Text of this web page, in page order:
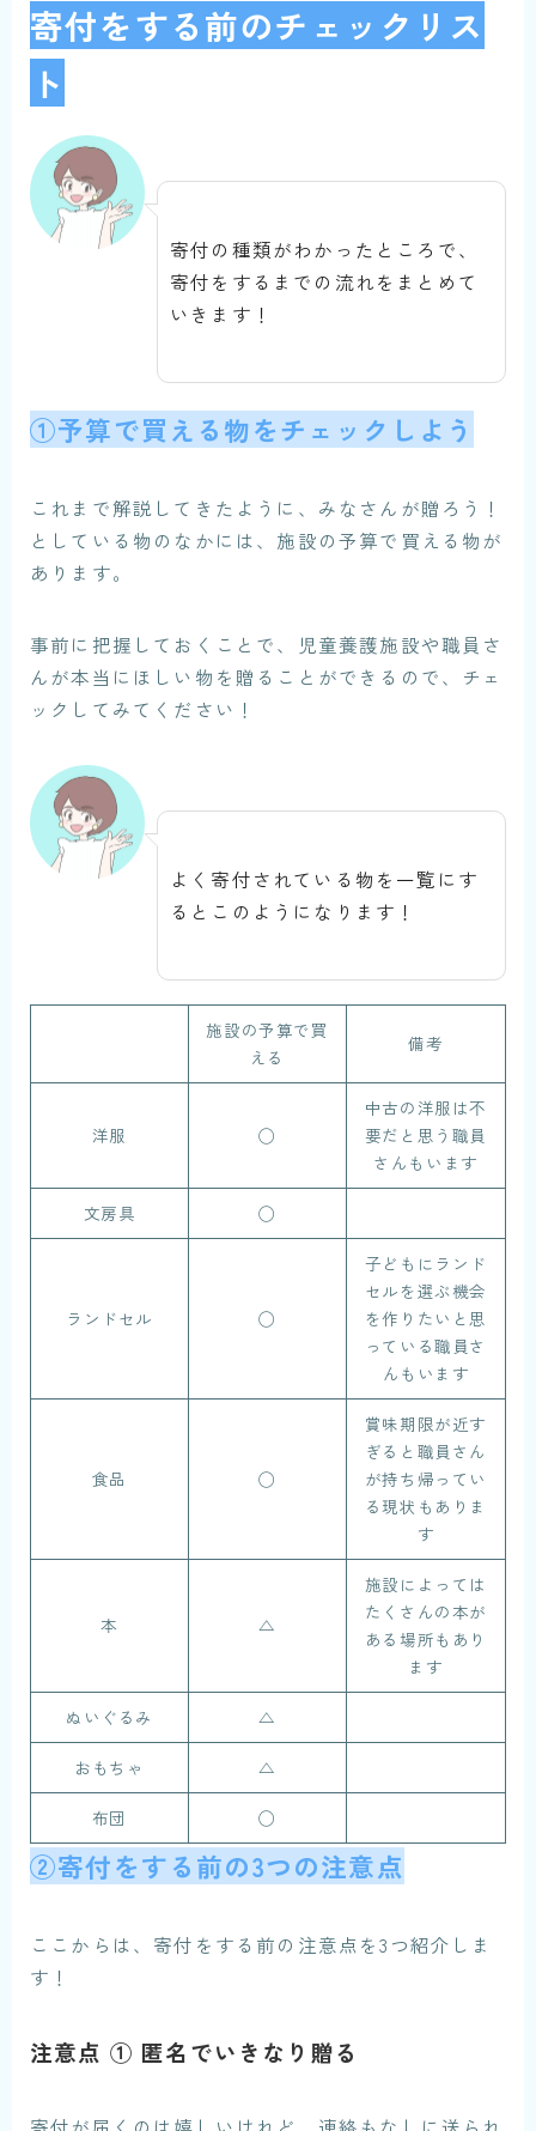
寄付をする前のチェックリス
ト
寄付の種類がわかったところで、
寄付をするまでの流れをまとめて
いきます！
①予算で買える物をチェックしよう
これまで解説してきたように、みなさんが贈ろう！
としている物のなかには、施設の予算で買える物が
あります。
事前に把握しておくことで、児童養護施設や職員さ
んが本当にほしい物を贈ることができるので、チェ
ックしてみてください！
よく寄付されている物を一覧にす
るとこのようになります！
施設の予算で買
える
備考
洋服 ◯
中古の洋服は不
要だと思う職員
さんもいます
文房具 ◯
ランドセル ◯
子どもにランド
セルを選ぶ機会
を作りたいと思
っている職員さ
んもいます
食品 ◯
賞味期限が近す
ぎると職員さん
が持ち帰ってい
る現状もありま
す
本 △
施設によっては
たくさんの本が
ある場所もあり
ます
ぬいぐるみ △
おもちゃ △
布団 ◯
②寄付をする前の3つの注意点
ここからは、寄付をする前の注意点を3つ紹介しま
す！
注意点 ① 匿名でいきなり贈る